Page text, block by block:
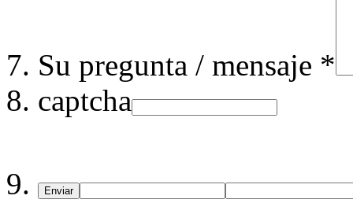
Su pregunta / mensaje *
captcha
Enviar